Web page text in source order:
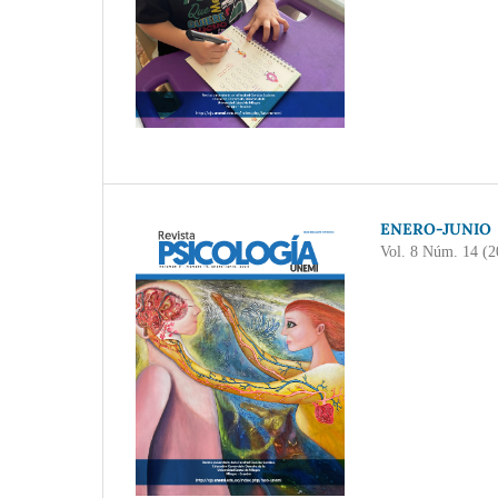
ENERO-JUNIO
Vol. 8 Núm. 14